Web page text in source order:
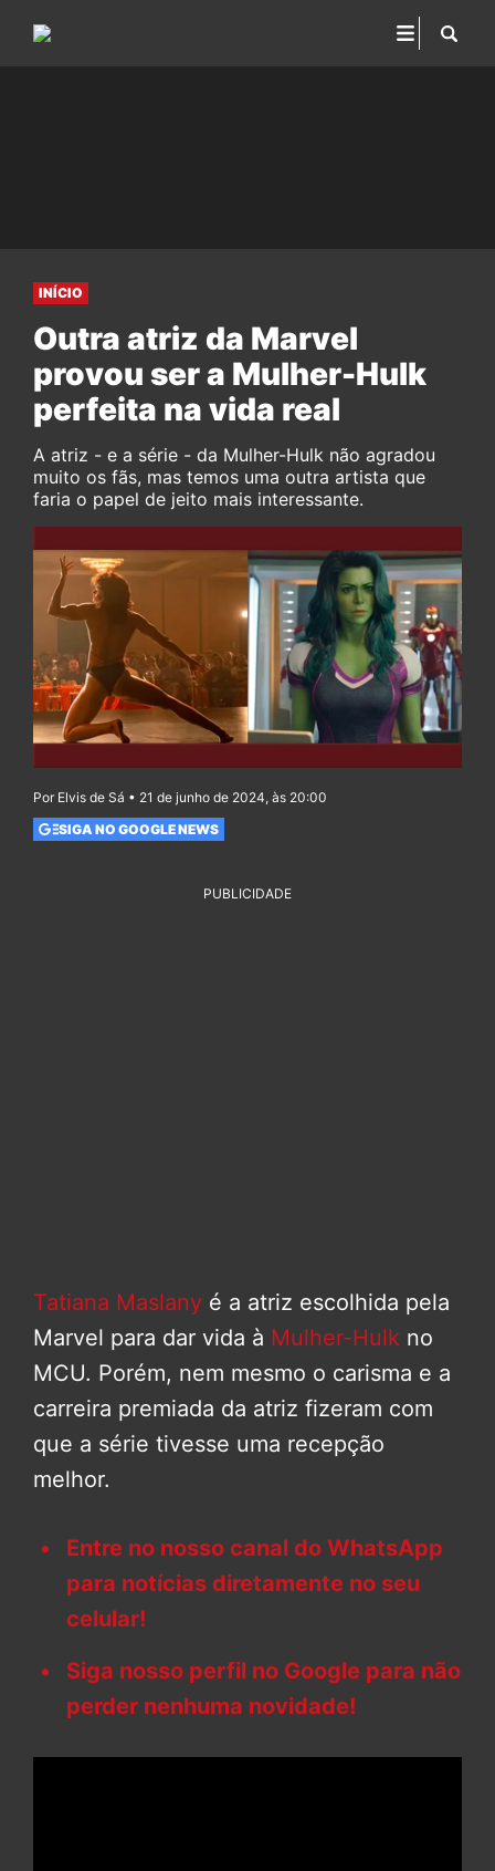
INÍCIO
Outra atriz da Marvel
provou ser a Mulher-Hulk
perfeita na vida real
A atriz - e a série - da Mulher-Hulk não agradou
muito os fãs, mas temos uma outra artista que
faria o papel de jeito mais interessante.
Por Elvis de Sá • 21 de junho de 2024, às 20:00
SIGA NO GOOGLE NEWS
PUBLICIDADE
Tatiana Maslany é a atriz escolhida pela
Marvel para dar vida à Mulher-Hulk no
MCU. Porém, nem mesmo o carisma e a
carreira premiada da atriz fizeram com
que a série tivesse uma recepção
melhor.
Entre no nosso canal do WhatsApp
para notícias diretamente no seu
celular!
Siga nosso perfil no Google para não
perder nenhuma novidade!